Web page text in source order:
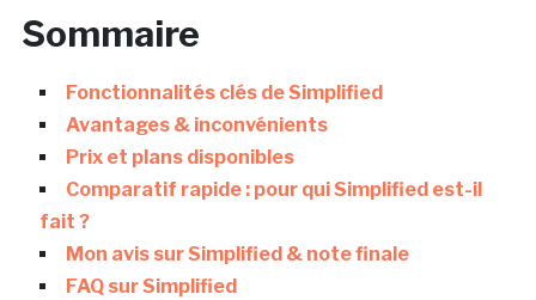
Sommaire
Fonctionnalités clés de Simplified
Avantages & inconvénients
Prix et plans disponibles
Comparatif rapide : pour qui Simplified est-il
fait ?
Mon avis sur Simplified & note finale
FAQ sur Simplified